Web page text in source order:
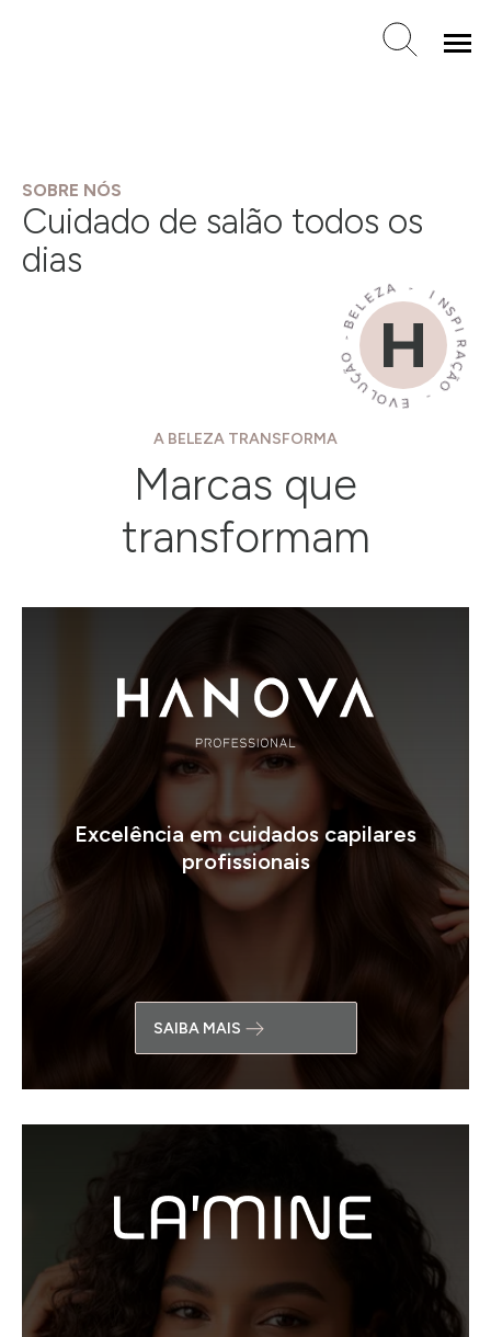
SOBRE NÓS
Cuidado de salão todos os
dias
A BELEZA TRANSFORMA
Marcas que
transformam
Excelência em cuidados capilares
profissionais
SAIBA MAIS